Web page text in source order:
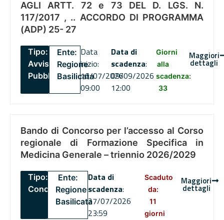
AGLI ARTT. 72 e 73 DEL D. LGS. N.
117/2017 , .. ACCORDO DI PROGRAMMA
(ADP) 25- 27
Tipo:
Avviso
Pubblico
Ente:
Regione
Basilicata
Data
inizio:
16/07/2026
09:00
Data di
scadenza:
09/09/2026
12:00
Giorni
alla
scadenza:
33
Maggiori
dettagli
Bando di Concorso per l’accesso al Corso
regionale di Formazione Specifica in
Medicina Generale – triennio 2026/2029
Tipo:
Concorsi
Ente:
Regione
Basilicata
Data di
scadenza:
27/07/2026
23:59
Scaduto
da:
11
giorni
Maggiori
dettagli